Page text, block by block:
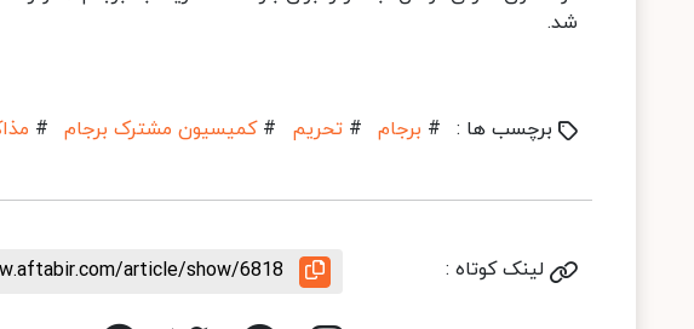
شد.
برچسب ها : # برجام # تحریم # کمیسیون مشترک برجام #
لینک کوتاه : article/show/6818